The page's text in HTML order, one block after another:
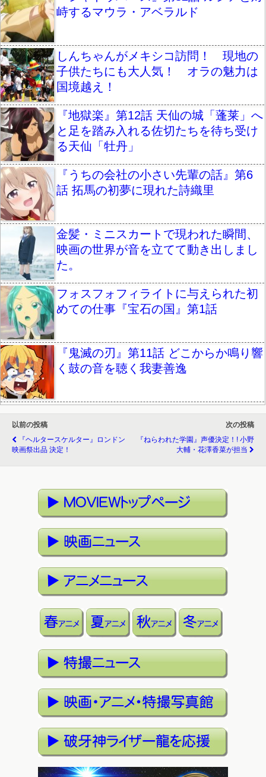
峙するマウラ・アベラルド
しんちゃんがメキシコ訪問！ 現地の
子供たちにも大人気！ オラの魅力は
国境越え！
『地獄楽』第12話 天仙の城「蓬莱」へ
と足を踏み入れる佐切たちを待ち受け
る天仙「牡丹」
『うちの会社の小さい先輩の話』第6
話 拓馬の初夢に現れた詩織里
金髪・ミニスカートで現われた瞬間、
映画の世界が音を立てて動き出しまし
た。
フォスフォフィライトに与えられた初
めての仕事『宝石の国』第1話
『鬼滅の刃』第11話 どこからか鳴り響
く鼓の音を聴く我妻善逸
以前の投稿
『ヘルタースケルター』ロンドン
映画祭出品 決定！
次の投稿
『ねらわれた学園』声優決定！! 小野
大輔・花澤香菜が担当